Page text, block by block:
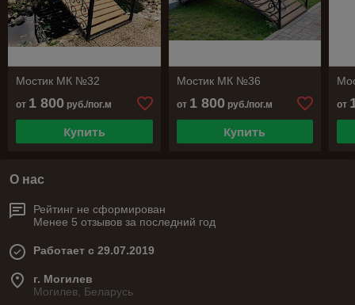
Мостик МК №32
от 1 800 руб./пог.м
Купить
Мостик МК №36
от 1 800руб./пог.м
Купить
от
О нас
Рейтинг не сформирован
Менее 5 отзывов за последний год
Работает с 29.07.2019
г. Могилев
Могилев, Беларусь